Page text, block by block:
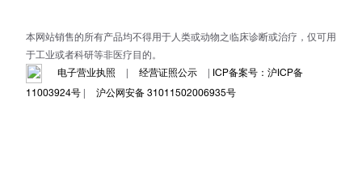
本网站销售的所有产品均不得用于人类或动物之临床诊断或治疗，仅可用
于工业或者科研等非医疗目的。
电子营业执照
| 经营证照公示 | ICP备案号：沪ICP备
11003924号 | 沪公网安备 31011502006935号